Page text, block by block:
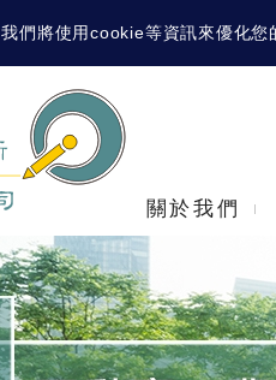
我們將使用cookie等資訊來優化您
關於我們